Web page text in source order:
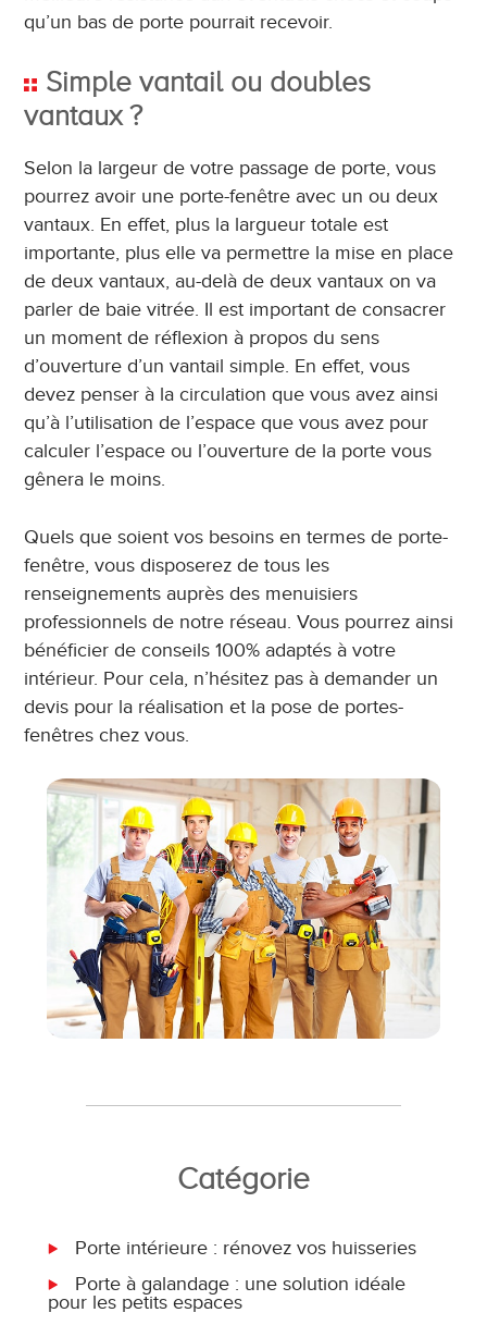
qu’un bas de porte pourrait recevoir.
Simple vantail ou doubles
vantaux ?
Selon la largeur de votre passage de porte, vous
pourrez avoir une porte-fenêtre avec un ou deux
vantaux. En effet, plus la largueur totale est
importante, plus elle va permettre la mise en place
de deux vantaux, au-delà de deux vantaux on va
parler de baie vitrée. Il est important de consacrer
un moment de réflexion à propos du sens
d’ouverture d’un vantail simple. En effet, vous
devez penser à la circulation que vous avez ainsi
qu’à l’utilisation de l’espace que vous avez pour
calculer l’espace ou l’ouverture de la porte vous
gênera le moins.
Quels que soient vos besoins en termes de porte-
fenêtre, vous disposerez de tous les
renseignements auprès des menuisiers
professionnels de notre réseau. Vous pourrez ainsi
bénéficier de conseils 100% adaptés à votre
intérieur. Pour cela, n’hésitez pas à demander un
devis pour la réalisation et la pose de portes-
fenêtres chez vous.
Catégorie
Porte intérieure : rénovez vos huisseries
Porte à galandage : une solution idéale
pour les petits espaces